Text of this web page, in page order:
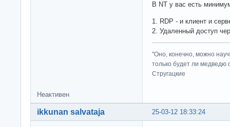
В NT у вас есть
1. RDP - и клиент и
2. Удаленный доступ
"Оно, конечно, можно
только будет ли медведю
Стругацкие
Неактивен
25-03-12 18:33:24
ikkunan salvataja